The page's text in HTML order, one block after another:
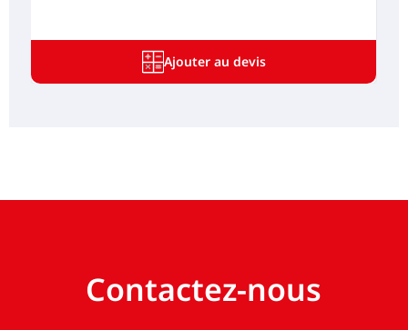
Ajouter au devis
Contactez-nous